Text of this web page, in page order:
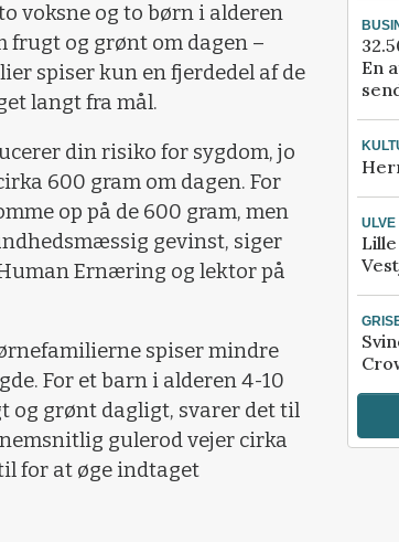
voksne og to børn i alderen
frugt og grønt om dagen –
spiser kun en fjerdedel af de
langt fra mål.
din risiko for sygdom, jo
600 gram om dagen. For
op på de 600 gram, men
gevinst, siger
Ernæring og lektor på
spiser mindre
For et barn i alderen 4-10
og grønt dagligt, svarer det til
gulerod vejer cirka
for at øge indtaget
En
ULVE